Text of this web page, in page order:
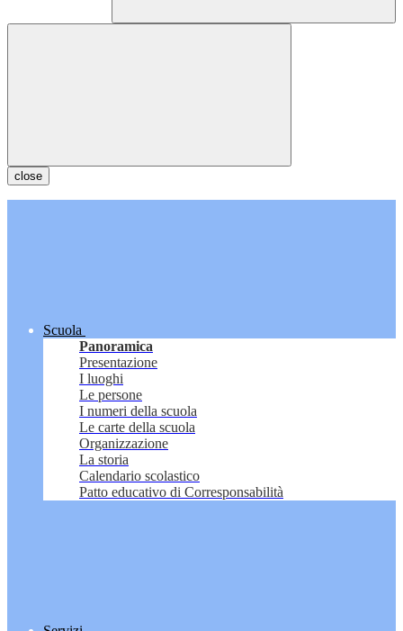
close
Scuola
Panoramica
Presentazione
I luoghi
Le persone
I numeri della scuola
Le carte della scuola
Organizzazione
La storia
Calendario scolastico
Patto educativo di Corresponsabilità